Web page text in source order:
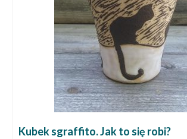
Kubek sgraffito. Jak to się robi?